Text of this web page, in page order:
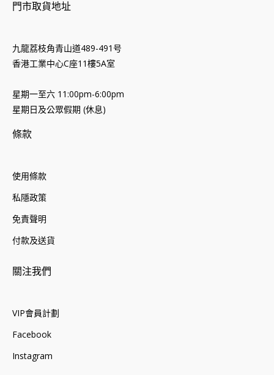
門市取貨地址
九龍荔枝角青山道489-491号
香港工業中心C座11樓5A室
星期一至六 11:00pm-6:00pm
星期日及公眾假期 (休息)
條款
使用條款
私隱政策
免責聲明
付款及送貨
關注我們
VIP會員計劃
Facebook
Instagram